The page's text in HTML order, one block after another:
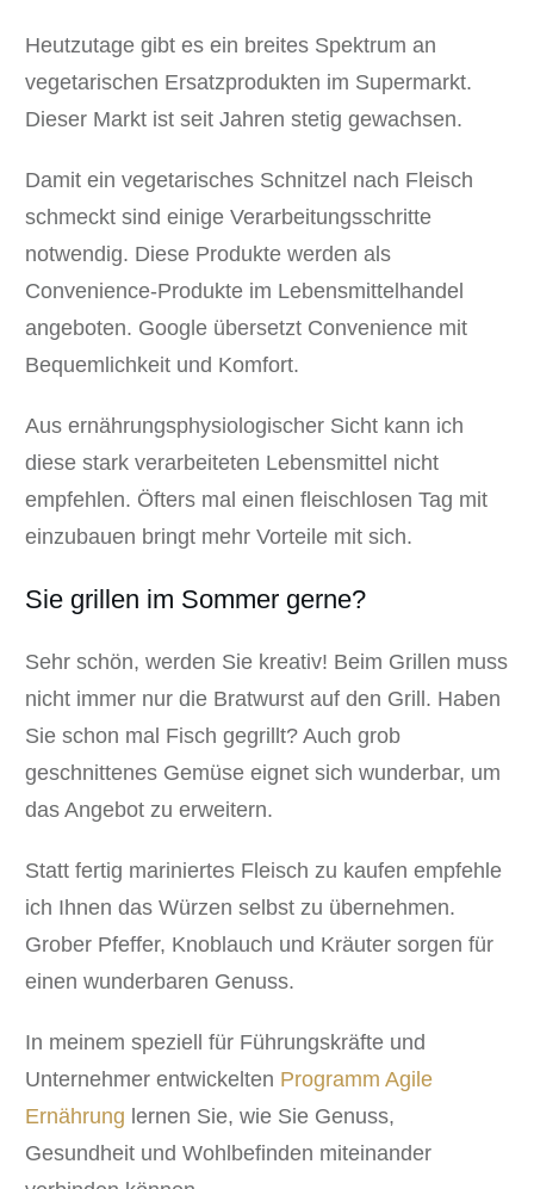
Heutzutage gibt es ein breites Spektrum an
vegetarischen Ersatzprodukten im Supermarkt.
Dieser Markt ist seit Jahren stetig gewachsen.
Damit ein vegetarisches Schnitzel nach Fleisch
schmeckt sind einige Verarbeitungsschritte
notwendig. Diese Produkte werden als
Convenience-Produkte im Lebensmittelhandel
angeboten. Google übersetzt Convenience mit
Bequemlichkeit und Komfort.
Aus ernährungsphysiologischer Sicht kann ich
diese stark verarbeiteten Lebensmittel nicht
empfehlen. Öfters mal einen fleischlosen Tag mit
einzubauen bringt mehr Vorteile mit sich.
Sie grillen im Sommer gerne?
Sehr schön, werden Sie kreativ! Beim Grillen muss
nicht immer nur die Bratwurst auf den Grill. Haben
Sie schon mal Fisch gegrillt? Auch grob
geschnittenes Gemüse eignet sich wunderbar, um
das Angebot zu erweitern.
Statt fertig mariniertes Fleisch zu kaufen empfehle
ich Ihnen das Würzen selbst zu übernehmen.
Grober Pfeffer, Knoblauch und Kräuter sorgen für
einen wunderbaren Genuss.
In meinem speziell für Führungskräfte und
Unternehmer entwickelten Programm Agile
Ernährung lernen Sie, wie Sie Genuss,
Gesundheit und Wohlbefinden miteinander